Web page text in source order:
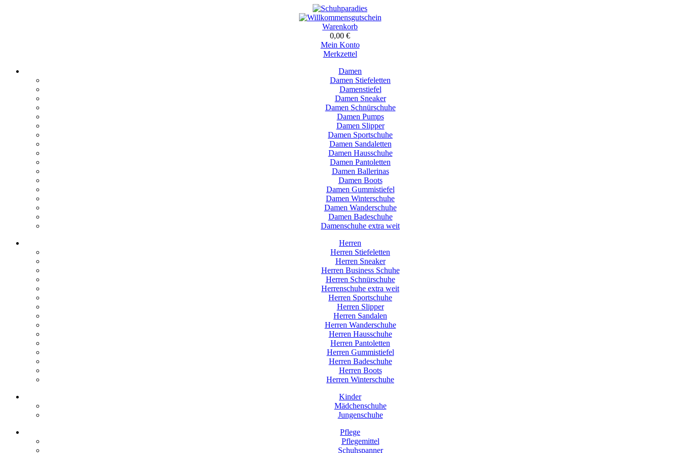
Warenkorb
0,00 €
Mein Konto
Merkzettel
Damen
Damen Stiefeletten
Damenstiefel
Damen Sneaker
Damen Schnürschuhe
Damen Pumps
Damen Slipper
Damen Sportschuhe
Damen Sandaletten
Damen Hausschuhe
Damen Pantoletten
Damen Ballerinas
Damen Boots
Damen Gummistiefel
Damen Winterschuhe
Damen Wanderschuhe
Damen Badeschuhe
Damenschuhe extra weit
Herren
Herren Stiefeletten
Herren Sneaker
Herren Business Schuhe
Herren Schnürschuhe
Herrenschuhe extra weit
Herren Sportschuhe
Herren Slipper
Herren Sandalen
Herren Wanderschuhe
Herren Hausschuhe
Herren Pantoletten
Herren Gummistiefel
Herren Badeschuhe
Herren Boots
Herren Winterschuhe
Kinder
Mädchenschuhe
Jungenschuhe
Pflege
Pflegemittel
Schuhspanner